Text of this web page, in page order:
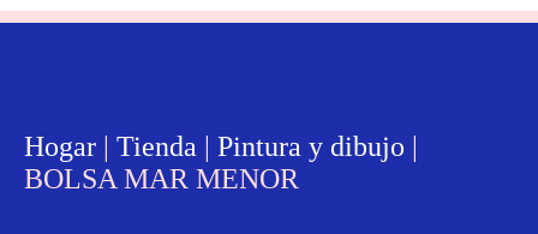
Hogar Tienda Pintura y dibujo
BOLSA MAR MENOR